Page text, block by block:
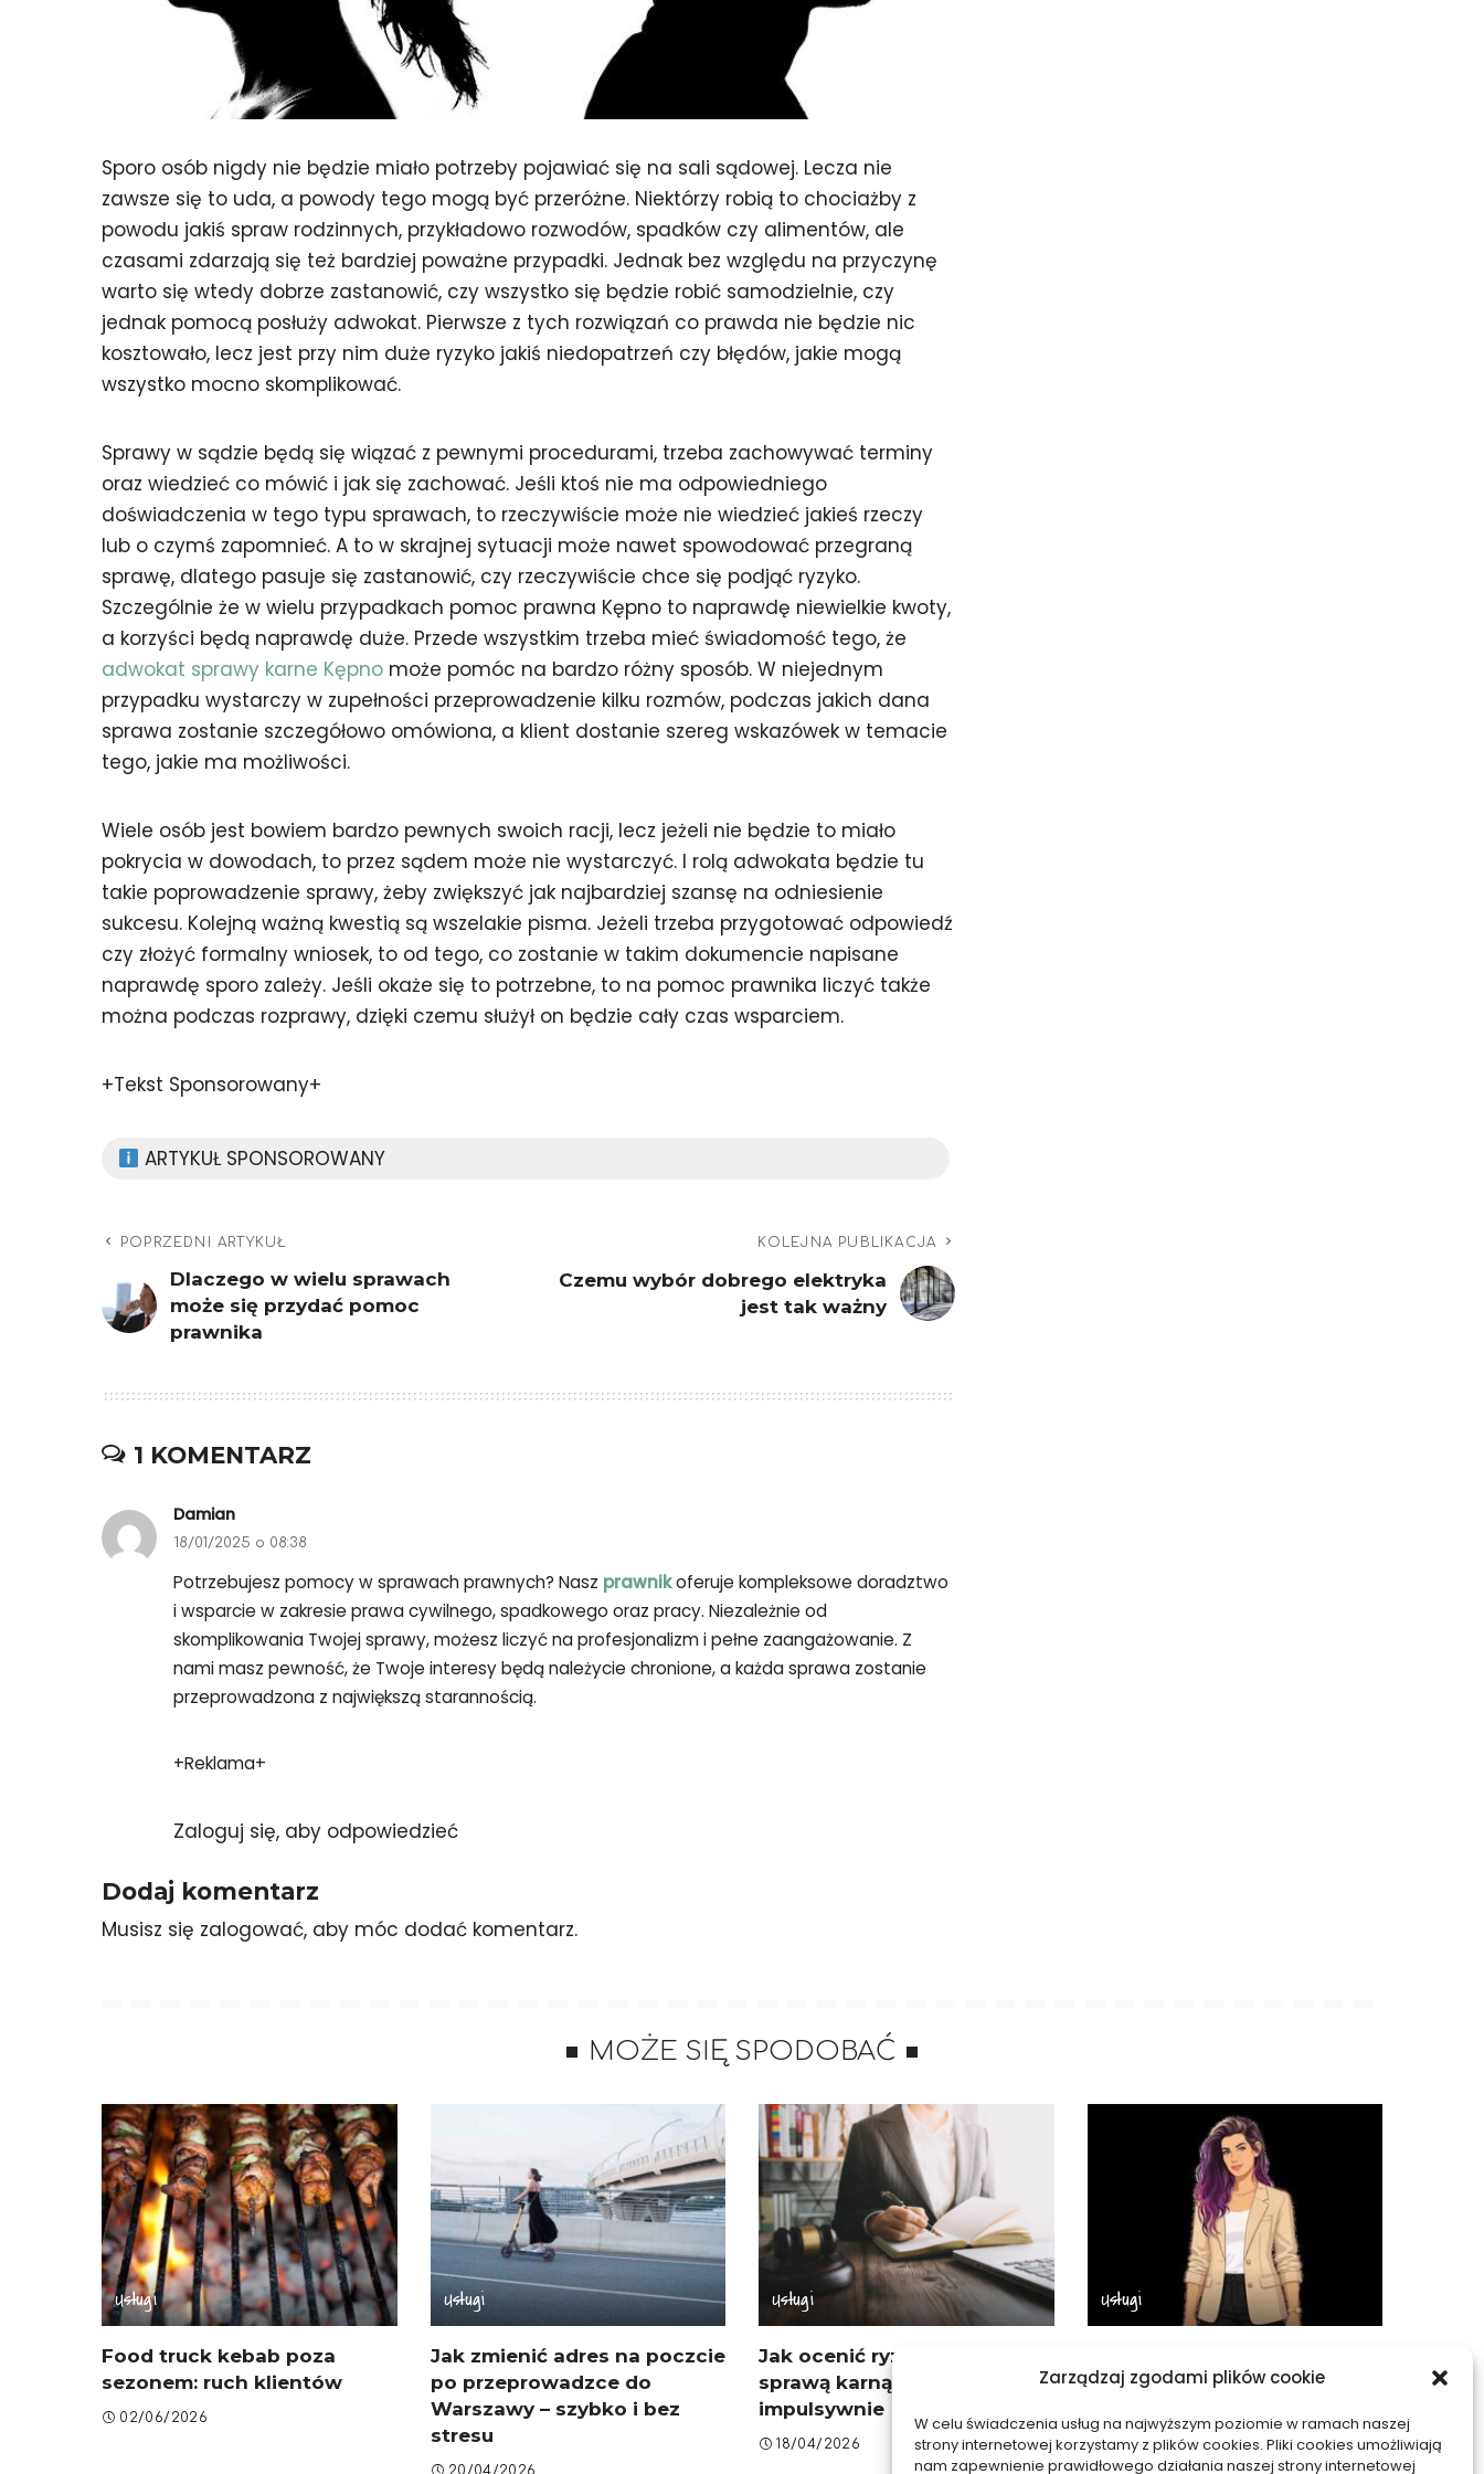
Zarządzaj zgodami plików cookie
W celu świadczenia usług na najwyższym poziomie w ramach naszej
strony internetowej korzystamy z plików cookies. Pliki cookies umożliwiają
nam zapewnienie prawidłowego działania naszej strony internetowej
Sporo osób nigdy nie będzie miało potrzeby pojawiać się na sali sądowej. Lecza nie
zawsze się to uda, a powody tego mogą być przeróżne. Niektórzy robią to chociażby z
powodu jakiś spraw rodzinnych, przykładowo rozwodów, spadków czy alimentów, ale
czasami zdarzają się też bardziej poważne przypadki. Jednak bez względu na przyczynę
warto się wtedy dobrze zastanowić, czy wszystko się będzie robić samodzielnie, czy
jednak pomocą posłuży adwokat. Pierwsze z tych rozwiązań co prawda nie będzie nic
kosztowało, lecz jest przy nim duże ryzyko jakiś niedopatrzeń czy błędów, jakie mogą
wszystko mocno skomplikować.
Sprawy w sądzie będą się wiązać z pewnymi procedurami, trzeba zachowywać terminy
oraz wiedzieć co mówić i jak się zachować. Jeśli ktoś nie ma odpowiedniego
doświadczenia w tego typu sprawach, to rzeczywiście może nie wiedzieć jakieś rzeczy
lub o czymś zapomnieć. A to w skrajnej sytuacji może nawet spowodować przegraną
sprawę, dlatego pasuje się zastanowić, czy rzeczywiście chce się podjąć ryzyko.
Szczególnie że w wielu przypadkach pomoc prawna Kępno to naprawdę niewielkie kwoty,
a korzyści będą naprawdę duże. Przede wszystkim trzeba mieć świadomość tego, że
adwokat sprawy karne Kępno może pomóc na bardzo różny sposób. W niejednym
przypadku wystarczy w zupełności przeprowadzenie kilku rozmów, podczas jakich dana
sprawa zostanie szczegółowo omówiona, a klient dostanie szereg wskazówek w temacie
tego, jakie ma możliwości.
Wiele osób jest bowiem bardzo pewnych swoich racji, lecz jeżeli nie będzie to miało
pokrycia w dowodach, to przez sądem może nie wystarczyć. I rolą adwokata będzie tu
takie poprowadzenie sprawy, żeby zwiększyć jak najbardziej szansę na odniesienie
sukcesu. Kolejną ważną kwestią są wszelakie pisma. Jeżeli trzeba przygotować odpowiedź
czy złożyć formalny wniosek, to od tego, co zostanie w takim dokumencie napisane
naprawdę sporo zależy. Jeśli okaże się to potrzebne, to na pomoc prawnika liczyć także
można podczas rozprawy, dzięki czemu służył on będzie cały czas wsparciem.
+Tekst Sponsorowany+
ARTYKUŁ SPONSOROWANY
POPRZEDNI ARTYKUŁ
Dlaczego w wielu sprawach
może się przydać pomoc
prawnika
KOLEJNA PUBLIKACJA
Czemu wybór dobrego elektryka
jest tak ważny
1 KOMENTARZ
Damian
18/01/2025 o 08:38
Potrzebujesz pomocy w sprawach prawnych? Nasz prawnikoferuje kompleksowe doradztwo
i wsparcie w zakresie prawa cywilnego, spadkowego oraz pracy. Niezależnie od
skomplikowania Twojej sprawy, możesz liczyć na profesjonalizm i pełne zaangażowanie. Z
nami masz pewność, że Twoje interesy będą należycie chronione, a każda sprawa zostanie
przeprowadzona z największą starannością.
+Reklama+
Zaloguj się, aby odpowiedzieć
Dodaj komentarz
Musisz się zalogować, aby móc dodać komentarz.
MOŻE SIĘ SPODOBAĆ
Usługi
Food truck kebab poza
sezonem: ruch klientów
02/06/2026
Usługi
Jak zmienić adres na poczcie
po przeprowadzce do
Warszawy – szybko i bez
stresu
20/04/2026
Usługi
Jak ocenić ryzyko przed
sprawą karną, by nie działać
impulsywnie
18/04/2026
Usługi
tłumaczenia
konkretne czynniki
15/01/2026